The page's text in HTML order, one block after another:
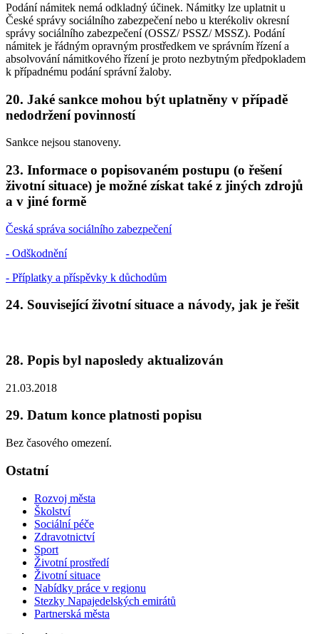
Podání námitek nemá odkladný účinek. Námitky lze uplatnit u
České správy sociálního zabezpečení nebo u kterékoliv okresní
správy sociálního zabezpečení (OSSZ/ PSSZ/ MSSZ). Podání
námitek je řádným opravným prostředkem ve správním řízení a
absolvování námitkového řízení je proto nezbytným předpokladem
k případnému podání správní žaloby.
20. Jaké sankce mohou být uplatněny v případě
nedodržení povinností
Sankce nejsou stanoveny.
23. Informace o popisovaném postupu (o řešení
životní situace) je možné získat také z jiných zdrojů
a v jiné formě
Česká správa sociálního zabezpečení
- Odškodnění
- Příplatky a příspěvky k důchodům
24. Související životní situace a návody, jak je řešit
28. Popis byl naposledy aktualizován
21.03.2018
29. Datum konce platnosti popisu
Bez časového omezení.
Ostatní
Rozvoj města
Školství
Sociální péče
Zdravotnictví
Sport
Životní prostředí
Životní situace
Nabídky práce v regionu
Stezky Napajedelských emirátů
Partnerská města